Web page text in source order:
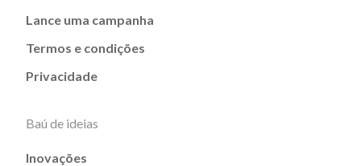
Lance uma campanha
Termos e condições
Privacidade
Baú de ideias
Inovações